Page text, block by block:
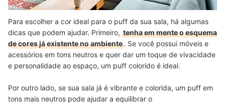
Para escolher a cor ideal para o puff da sua sala, há algumas
dicas que podem ajudar. Primeiro, tenha em mente o esquema
de cores já existente no ambiente. Se você possui móveis e
acessórios em tons neutros e quer dar um toque de vivacidade
e personalidade ao espaço, um puff colorido é ideal.
Por outro lado, se sua sala já é vibrante e colorida, um puff em
tons mais neutros pode ajudar a equilibrar o